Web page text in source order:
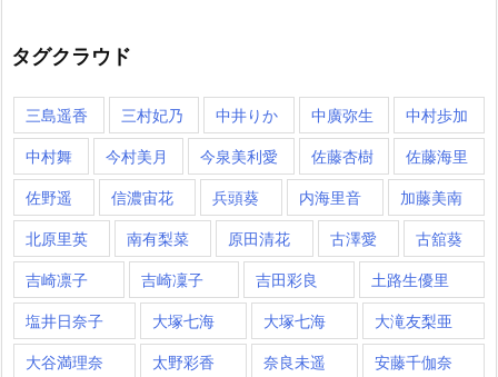
タグクラウド
三島遥香 三村妃乃 中井りか 中廣弥生 中村歩加
中村舞 今村美月 今泉美利愛 佐藤杏樹 佐藤海里
佐野遥 信濃宙花 兵頭葵 内海里音 加藤美南
北原里英 南有梨菜 原田清花 古澤愛 古舘葵
吉崎凛子 吉崎凜子 吉田彩良 土路生優里
塩井日奈子 大塚七海 大塚七海​ 大滝友梨亜
大谷満理奈 太野彩香 奈良未遥 安藤千伽奈